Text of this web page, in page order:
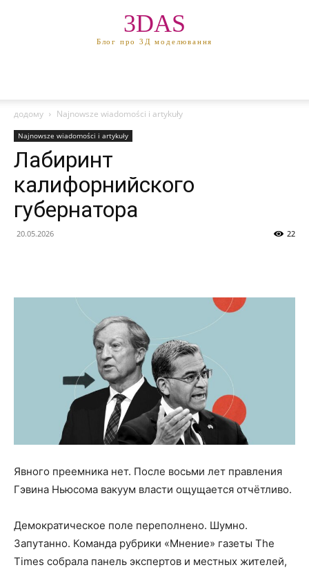
3DAS
Блог про 3Д моделювання
додому Najnowsze wiadomości i artykuły
Najnowsze wiadomości i artykuły
Лабиринт
калифорнийского
губернатора
20.05.2026 22
Явного преемника нет. После восьми лет правления
Гэвина Ньюсома вакуум власти ощущается отчётливо.
Демократическое поле переполнено. Шумно.
Запутанно. Команда рубрики «Мнение» газеты The
Times собрала панель экспертов и местных жителей,